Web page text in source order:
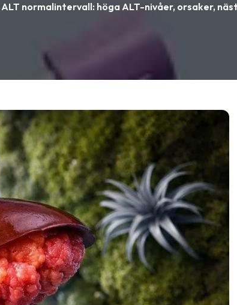
ALT normalintervall: höga ALT-nivåer, orsaker,